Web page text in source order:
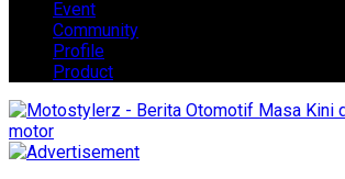
Event
Community
Profile
Product